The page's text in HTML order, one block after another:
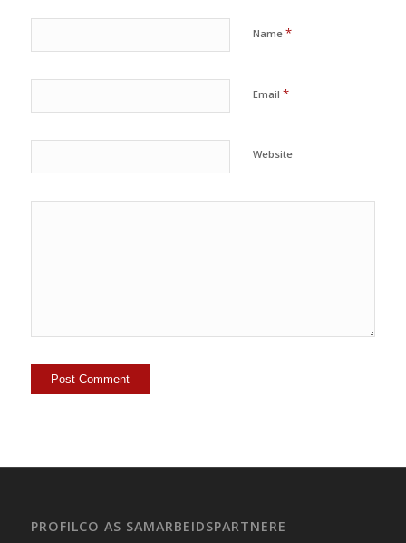
Name *
Email *
Website
PROFILCO AS SAMARBEIDSPARTNERE